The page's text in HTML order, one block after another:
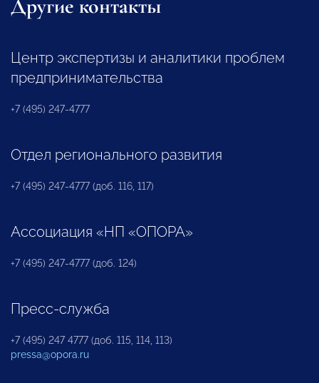
Другие контакты
Центр экспертизы и аналитики проблем
предпринимательства
+7 (495) 247-4777
Отдел регионального развития
+7 (495) 247-4777 (доб. 116, 117)
Ассоциация «НП «ОПОРА»
+7 (495) 247-4777 (доб. 124)
Пресс-служба
+7 (495) 247 4777 (доб. 115, 114, 113)
pressa@opora.ru